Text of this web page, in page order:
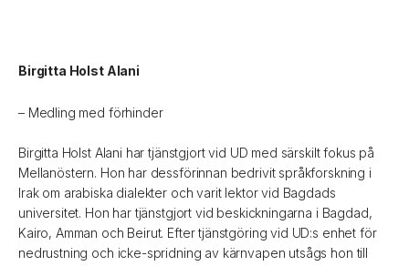
Birgitta Holst Alani
– Medling med förhinder
Birgitta Holst Alani har tjänstgjort vid UD med särskilt fokus på
Mellanöstern. Hon har dessförinnan bedrivit språkforskning i
Irak om arabiska dialekter och varit lektor vid Bagdads
universitet. Hon har tjänstgjort vid beskickningarna i Bagdad,
Kairo, Amman och Beirut. Efter tjänstgöring vid UD:s enhet för
nedrustning och icke-spridning av kärnvapen utsågs hon till